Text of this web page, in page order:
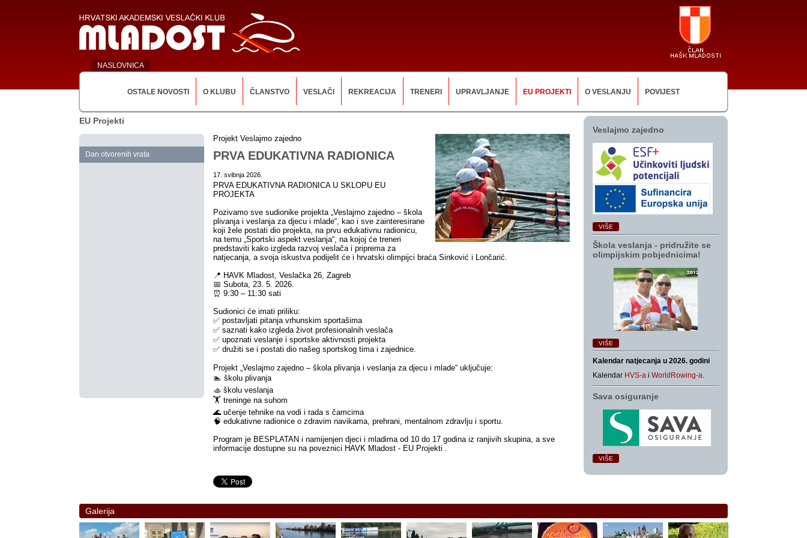
NASLOVNICA
OSTALE NOVOSTI O KLUBU ČLANSTVO VESLAČI REKREACIJA TRENERI UPRAVLJANJE EU PROJEKTI O VESLANJU POVIJEST
EU Projekti
Dan otvorenih vrata
Projekt Veslajmo zajedno
PRVA EDUKATIVNA RADIONICA
17. svibnja 2026.
PRVA EDUKATIVNA RADIONICA U SKLOPU EU
PROJEKTA
Pozivamo sve sudionike projekta „Veslajmo zajedno – škola
plivanja i veslanja za djecu i mlade“, kao i sve zainteresirane
koji žele postati dio projekta, na prvu edukativnu radionicu,
na temu „Sportski aspekt veslanja“, na kojoj će treneri
predstaviti kako izgleda razvoj veslača i priprema za
natjecanja, a svoja iskustva podijelit će i hrvatski olimpijci braća Sinković i Lončarić.
📍 HAVK Mladost, Veslačka 26, Zagreb
📅 Subota, 23. 5. 2026.
⏰ 9:30 – 11:30 sati
Sudionici će imati priliku:
✅ postavljati pitanja vrhunskim sportašima
✅ saznati kako izgleda život profesionalnih veslača
✅ upoznati veslanje i sportske aktivnosti projekta
✅ družiti se i postati dio našeg sportskog tima i zajednice.
Projekt „Veslajmo zajedno – škola plivanja i veslanja za djecu i mlade“ uključuje:
🏊 školu plivanja
🚣 školu veslanja
🏋️ treninge na suhom
🌊 učenje tehnike na vodi i rada s čamcima
🧠 edukativne radionice o zdravim navikama, prehrani, mentalnom zdravlju i sportu.
Program je BESPLATAN i namijenjen djeci i mladima od 10 do 17 godina iz ranjivih skupina, a sve
informacije dostupne su na poveznici HAVK Mladost - EU Projekti .
Veslajmo zajedno
VIŠE
Škola veslanja ‑ pridružite se
olimpijskim pobjednicima!
VIŠE
Kalendar natjecanja u 2026. godini
Kalendar HVS-a i WorldRowing-a.
Sava osiguranje
VIŠE
Galerija